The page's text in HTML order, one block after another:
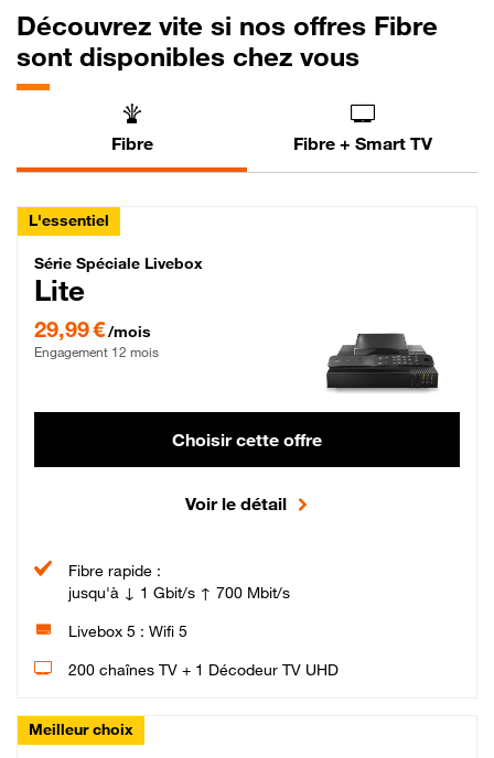
Découvrez vite si nos offres Fibre
sont disponibles chez vous
Fibre Fibre + Smart TV
L'essentiel
Série Spéciale Livebox Lite Fibre
Série Spéciale Livebox
Lite
29,99 €/mois
Engagement 12 mois
Choisir cette offre
Voir le détail
Fibre rapide :
jusqu'à ↓ 1 Gbit/s ↑ 700 Mbit/s
Livebox 5 : Wifi 5
200 chaînes TV + 1 Décodeur TV UHD
Meilleur choix